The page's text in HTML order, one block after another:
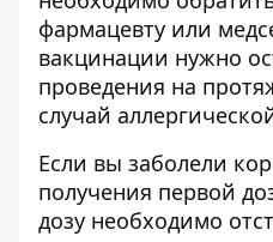
фармацевту или
вакцинации нужно
проведения на
случай
Если вы заболели
получения первой
дозу необходимо